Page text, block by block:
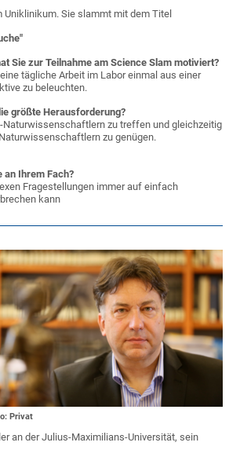
Sie slammt mit dem Titel
Sie zur Teilnahme am Science Slam motiviert?
tägliche Arbeit im Labor einmal aus einer
zu beleuchten.
größte Herausforderung?
Naturwissenschaftlern zu treffen und gleichzeitig
zu genügen.
an Ihrem Fach?
Fragestellungen immer auf einfach
kann
Privat
an der Julius-Maximilians-Universität, sein